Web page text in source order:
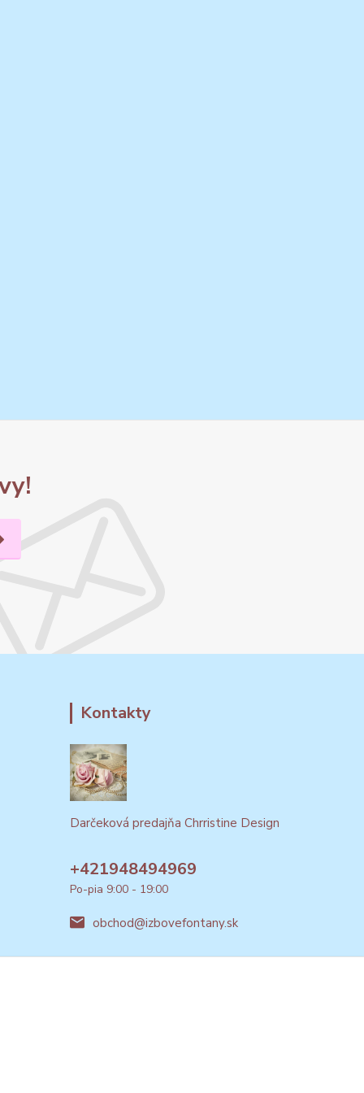
Kontakty
Darčeková predajňa Chrristine Design
+421948494969
Po-pia 9:00 - 19:00
obchod@izbovefontany.sk